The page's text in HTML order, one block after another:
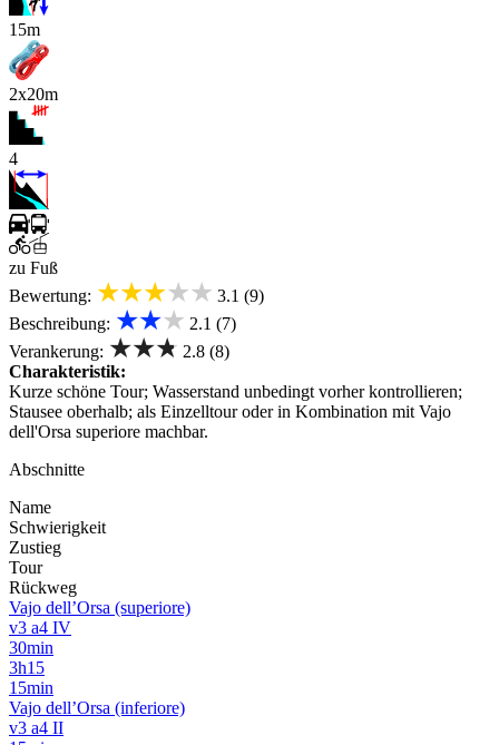
15m
2x20m
4
zu Fuß
Bewertung: ★★★★★ 3.1 (9)
Beschreibung: ★★★ 2.1 (7)
Verankerung: ★★★ 2.8 (8)
Charakteristik:
Kurze schöne Tour; Wasserstand unbedingt vorher kontrollieren;
Stausee oberhalb; als Einzelltour oder in Kombination mit Vajo
dell'Orsa superiore machbar.
Abschnitte
Name
Schwierigkeit
Zustieg
Tour
Rückweg
Vajo dell’Orsa (superiore)
v3 a4 IV
30min
3h15
15min
Vajo dell’Orsa (inferiore)
v3 a4 II